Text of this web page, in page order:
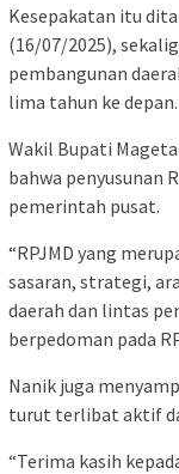
Kesepakatan itu
(16/07/2025),
pembangunan
lima tahun ke depan.
Wakil Bupati
bahwa penyusunan
pemerintah pusat.
“RPJMD yang
sasaran, strategi,
daerah dan lintas
berpedoman pada
Nanik juga
turut terlibat aktif
“Terima kasih